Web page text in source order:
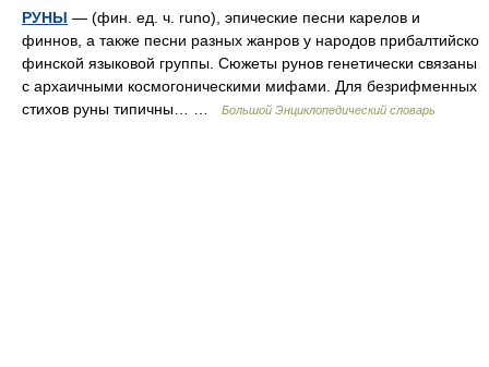
РУНЫ — (фин. ед. ч. runo), эпические песни карелов и
финнов, а также песни разных жанров у народов прибалтийско
финской языковой группы. Сюжеты рунов генетически связаны
с архаичными космогоническими мифами. Для безрифменных
стихов руны типичны… …
Большой Энциклопедический словарь